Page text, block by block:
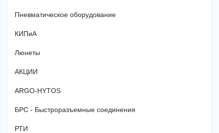
Пневматическое оборудование
КИПиА
Люнеты
АКЦИИ
ARGO-HYTOS
БРС - Быстроразъемные соединения
РТИ